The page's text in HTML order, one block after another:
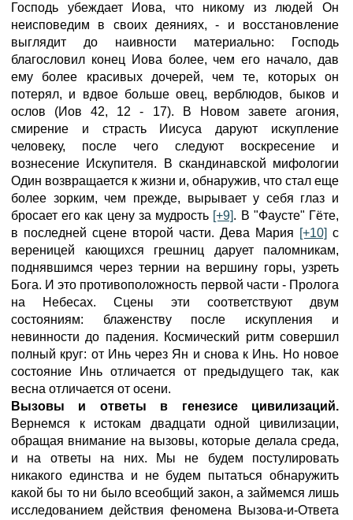
Господь убеждает Иова, что никому из людей Он
неисповедим в своих деяниях, - и восстановление
выглядит до наивности материально: Господь
благословил конец Иова более, чем его начало, дав
ему более красивых дочерей, чем те, которых он
потерял, и вдвое больше овец, верблюдов, быков и
ослов (Иов 42, 12 - 17). В Новом завете агония,
смирение и страсть Иисуса даруют искупление
человеку, после чего следуют воскресение и
вознесение Искупителя. В скандинавской мифологии
Один возвращается к жизни и, обнаружив, что стал еще
более зорким, чем прежде, вырывает у себя глаз и
бросает его как цену за мудрость [+9]. В "Фаусте" Гёте,
в последней сцене второй части. Дева Мария [+10] с
вереницей кающихся грешниц дарует паломникам,
поднявшимся через тернии на вершину горы, узреть
Бога. И это противоположность первой части - Пролога
на Небесах. Сцены эти соответствуют двум
состояниям: блаженству после искупления и
невинности до падения. Космический ритм совершил
полный круг: от Инь через Ян и снова к Инь. Но новое
состояние Инь отличается от предыдущего так, как
весна отличается от осени.
Вызовы и ответы в генезисе цивилизаций.
Вернемся к истокам двадцати одной цивилизации,
обращая внимание на вызовы, которые делала среда,
и на ответы на них. Мы не будем постулировать
никакого единства и не будем пытаться обнаружить
какой бы то ни было всеобщий закон, а займемся лишь
исследованием действия феномена Вызова-и-Ответа